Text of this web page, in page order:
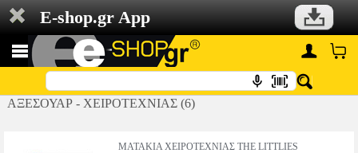
E-shop.gr App
ΑΞΕΣΟΥΑΡ - ΧΕΙΡΟΤΕΧΝΙΑΣ (6)
ΜΑΤΑΚΙΑ ΧΕΙΡΟΤΕΧΝΙΑΣ THE LITTLIES